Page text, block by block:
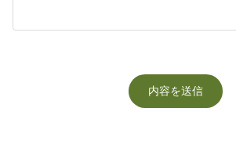
内容を送信